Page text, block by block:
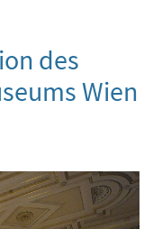
des
Wien